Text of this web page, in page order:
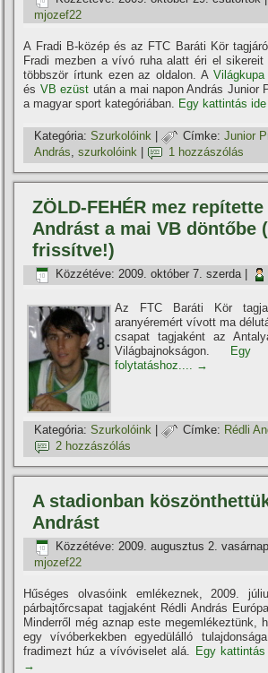
mjozef22
A Fradi B-közép és az FTC Baráti Kör
Fradi mezben a ví­vó ruha alatt éri el
többször í­rtunk ezen az oldalon. A Világkupa
és VB ezüst után a mai napon András Junior
a magyar sport kategóriában. Egy kattintás
Kategória: Szurkolóink | Címke: Junior
András,szurkolóink 1 hozzászólás
ZÖLD-FEHÉR mez
Andrást a mai VB döntőbe
frissí­tve!)
Közzétéve: 2009. október 7. szerda|
Az FTC Baráti Kör
aranyéremért ví­vott ma
csapat tagjaként az
Világbajnokságon.
Egy
folytatáshoz.... →
Kategória: Szurkolóink | Címke: Rédli
2 hozzászólás
A stadionban
Andrást
Közzétéve: 2009. augusztus 2. vasárnap
mjozef22
Hűséges olvasóink emlékeznek, 2009.
párbajtőrcsapat tagjaként Rédli András
Minderről még aznap este megemlékeztünk,
egy ví­vóberkekben egyedülálló
fradimezt húz a ví­vóviselet alá. Egy kattintás
→